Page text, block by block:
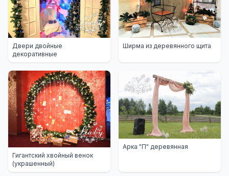
Двери двойные
декоративные
Ширма из деревянного щита
Гигантский хвойный венок
(украшенный)
Арка "П" деревянная